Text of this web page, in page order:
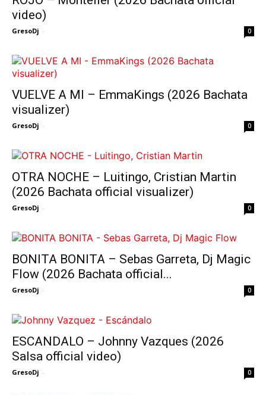
video)
GresoDj - 0
VUELVE A MI – EmmaKings (2026 Bachata
visualizer)
GresoDj - 0
OTRA NOCHE – Luitingo, Cristian Martin
(2026 Bachata official visualizer)
GresoDj - 0
BONITA BONITA – Sebas Garreta, Dj Magic
Flow (2026 Bachata official...
GresoDj - 0
ESCANDALO – Johnny Vazques (2026
Salsa official video)
GresoDj - 0